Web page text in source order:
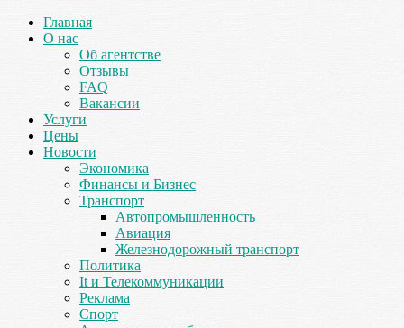
Главная
О нас
Об агентстве
Отзывы
FAQ
Вакансии
Услуги
Цены
Новости
Экономика
Финансы и Бизнес
Транспорт
Автопромышленность
Авиация
Железнодорожный транспорт
Политика
It и Телекоммуникации
Реклама
Спорт